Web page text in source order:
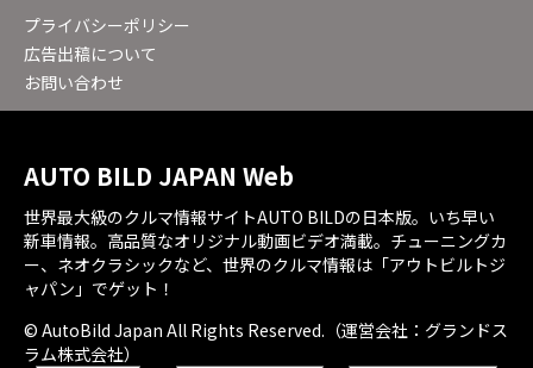
プライバシーポリシー
広告出稿について
お問い合わせ
AUTO BILD JAPAN Web
世界最大級のクルマ情報サイトAUTO BILDの日本版。いち早い
新車情報。高品質なオリジナル動画ビデオ満載。チューニングカ
ー、ネオクラシックなど、世界のクルマ情報は「アウトビルトジ
ャパン」でゲット！
© AutoBild Japan All Rights Reserved.（運営会社：グランドス
ラム株式会社）